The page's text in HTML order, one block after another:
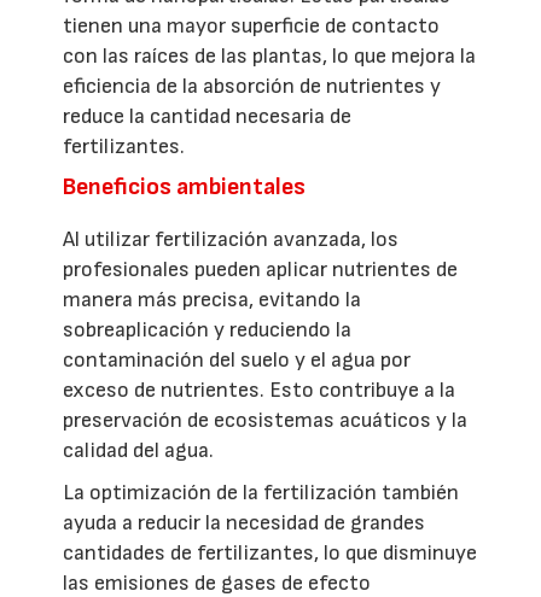
tienen una mayor superficie de contacto
con las raíces de las plantas, lo que mejora la
eficiencia de la absorción de nutrientes y
reduce la cantidad necesaria de
fertilizantes.
Beneficios ambientales
Al utilizar fertilización avanzada, los
profesionales pueden aplicar nutrientes de
manera más precisa, evitando la
sobreaplicación y reduciendo la
contaminación del suelo y el agua por
exceso de nutrientes. Esto contribuye a la
preservación de ecosistemas acuáticos y la
calidad del agua.
La optimización de la fertilización también
ayuda a reducir la necesidad de grandes
cantidades de fertilizantes, lo que disminuye
las emisiones de gases de efecto